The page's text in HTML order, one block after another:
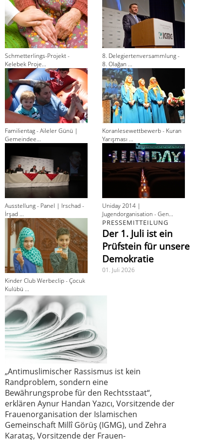
Schmetterlings-Projekt -
Kelebek Proje...
8. Delegiertenversammlung -
8. Olağan ...
Familientag - Aileler Günü |
Gemeindee...
Koranlesewettbewerb - Kuran
Yarışması ...
Ausstellung - Panel | Irschad -
İrşad ...
Uniday 2014 |
Jugendorganisation - Gen...
Kinder Club Werbeclip - Çocuk
Kulübü ...
PRESSEMITTEILUNG
Der 1. Juli ist ein
Prüfstein für unsere
Demokratie
01. Juli 2026
„Antimuslimischer Rassismus ist kein
Randproblem, sondern eine
Bewährungsprobe für den Rechtsstaat“,
erklären Aynur Handan Yazıcı, Vorsitzende der
Frauenorganisation der Islamischen
Gemeinschaft Millî Görüş (IGMG), und Zehra
Karataş, Vorsitzende der Frauen-